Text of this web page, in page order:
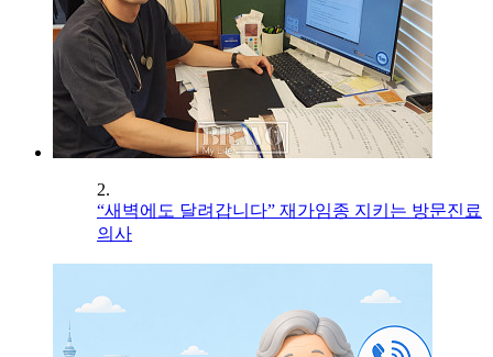
2.
“새벽에도 달려갑니다” 재가임종 지키는 방문진료
의사